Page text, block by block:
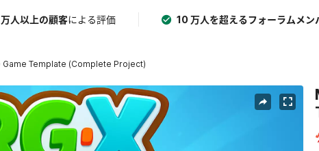
人以上の顧客による評価 10 万人を超えるフォーラムメン
Template (Complete Project)